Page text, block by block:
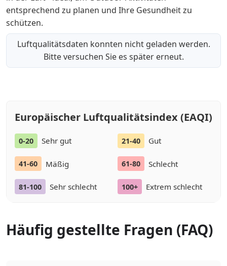
entsprechend zu planen und Ihre Gesundheit zu
schützen.
Luftqualitätsdaten konnten nicht geladen werden.
Bitte versuchen Sie es später erneut.
Europäischer Luftqualitätsindex (EAQI)
0-20 Sehr gut 21-40 Gut
41-60 Mäßig 61-80 Schlecht
81-100 Sehr schlecht 100+ Extrem schlecht
Häufig gestellte Fragen (FAQ)